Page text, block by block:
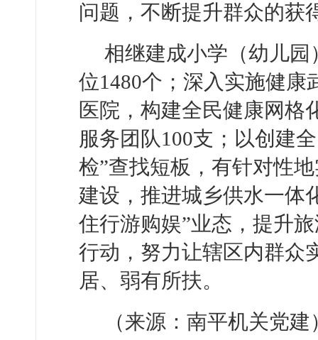
问题，不断提升群众的获
相继建成小学（幼儿
位1480个；深入实施健
医院，构建全民健康网格
服务团队100支；以创建
检”查找短板，有针对性
建设，推进城乡供水一体
住行游购娱”业态，提升
行动，努力让辖区内群众
居、弱有所扶。
（来源：南平机关党建